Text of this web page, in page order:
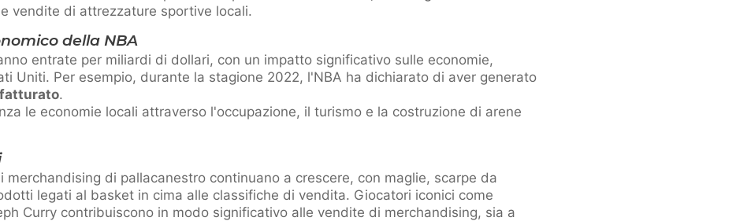
vendite di attrezzature sportive locali.
della NBA
entrate per miliardi di dollari, con un impatto significativo sulle economie,
Uniti. Per esempio, durante la stagione 2022, l'NBA ha dichiarato di aver generato
.
le economie locali attraverso l'occupazione, il turismo e la costruzione di arene
merchandising di pallacanestro continuano a crescere, con maglie, scarpe da
legati al basket in cima alle classifiche di vendita. Giocatori iconici come
Curry contribuiscono in modo significativo alle vendite di merchandising, sia a